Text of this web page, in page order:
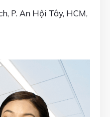
P. An Hội Tây, HCM,